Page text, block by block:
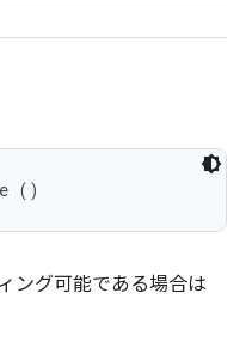
()
ング可能である場合は